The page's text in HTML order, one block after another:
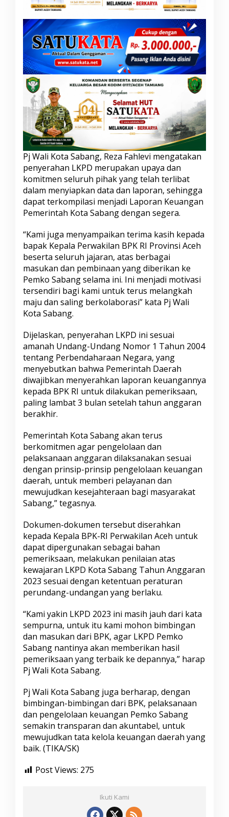
Pj Wali Kota Sabang, Reza Fahlevi mengatakan
penyerahan LKPD merupakan upaya dan
komitmen seluruh pihak yang telah terlibat
dalam menyiapkan data dan laporan, sehingga
dapat terkompilasi menjadi Laporan Keuangan
Pemerintah Kota Sabang dengan segera.
“Kami juga menyampaikan terima kasih kepada
bapak Kepala Perwakilan BPK RI Provinsi Aceh
beserta seluruh jajaran, atas berbagai
masukan dan pembinaan yang diberikan ke
Pemko Sabang selama ini. Ini menjadi motivasi
tersendiri bagi kami untuk terus melangkah
maju dan saling berkolaborasi” kata Pj Wali
Kota Sabang.
Dijelaskan, penyerahan LKPD ini sesuai
amanah Undang-Undang Nomor 1 Tahun 2004
tentang Perbendaharaan Negara, yang
menyebutkan bahwa Pemerintah Daerah
diwajibkan menyerahkan laporan keuangannya
kepada BPK RI untuk dilakukan pemeriksaan,
paling lambat 3 bulan setelah tahun anggaran
berakhir.
Pemerintah Kota Sabang akan terus
berkomitmen agar pengelolaan dan
pelaksanaan anggaran dilaksanakan sesuai
dengan prinsip-prinsip pengelolaan keuangan
daerah, untuk memberi pelayanan dan
mewujudkan kesejahteraan bagi masyarakat
Sabang,” tegasnya.
Dokumen-dokumen tersebut diserahkan
kepada Kepala BPK-RI Perwakilan Aceh untuk
dapat dipergunakan sebagai bahan
pemeriksaan, melakukan penilaian atas
kewajaran LKPD Kota Sabang Tahun Anggaran
2023 sesuai dengan ketentuan peraturan
perundang-undangan yang berlaku.
“Kami yakin LKPD 2023 ini masih jauh dari kata
sempurna, untuk itu kami mohon bimbingan
dan masukan dari BPK, agar LKPD Pemko
Sabang nantinya akan memberikan hasil
pemeriksaan yang terbaik ke depannya,” harap
Pj Wali Kota Sabang.
Pj Wali Kota Sabang juga berharap, dengan
bimbingan-bimbingan dari BPK, pelaksanaan
dan pengelolaan keuangan Pemko Sabang
semakin transparan dan akuntabel, untuk
mewujudkan tata kelola keuangan daerah yang
baik. (TIKA/SK)
Post Views: 275
Ikuti Kami